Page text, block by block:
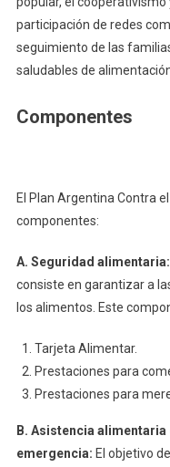
participación de redes
seguimiento de las
saludables de
Componentes
El Plan Argentina Contra
componentes:
A. Seguridad alimentaria:
consiste en garantizar a
los alimentos. Este
Tarjeta Alimentar.
Prestaciones para
Prestaciones para
B. Asistencia
emergencia: El objetivo